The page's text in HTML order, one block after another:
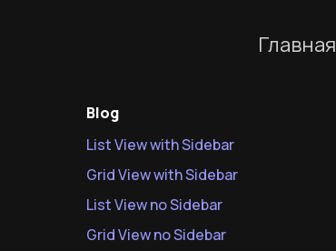
Главная
Blog
List View with Sidebar
Grid View with Sidebar
List View no Sidebar
Grid View no Sidebar